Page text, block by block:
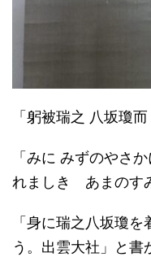
「躬被瑞之 八坂瓊
「みに みずのやさ
れましき あまのす
「身に瑞之八坂瓊
う。出雲大社」と書